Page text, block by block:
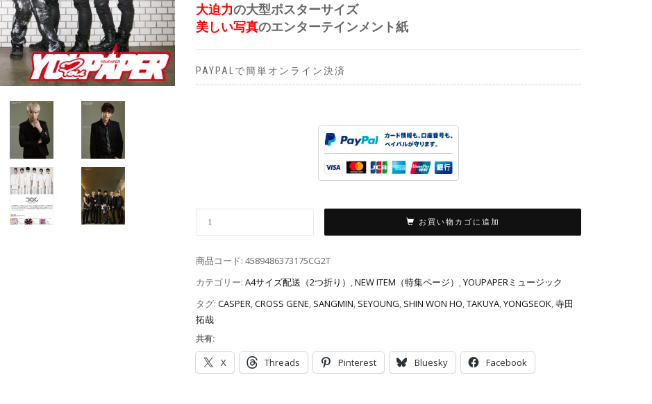
大迫力の大型ポスターサイズ
美しい写真のエンターテインメント紙
PAYPALで簡単オンライン決済
お買い物カゴに追加
商品コード: 4589486373175CG2T
カテゴリー: A4サイズ配送（2つ折り） ,NEW ITEM（特集ページ） ,YOUPAPERミュージック
タグ: CASPER,CROSS GENE, SANGMIN, SEYOUNG, SHIN WON HO,TAKUYA,YONGSEOK,寺田
拓哉
共有:
X Threads Pinterest Bluesky Facebook